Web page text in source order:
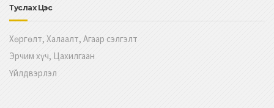
Туслах Цэс
Хөргөлт, Халаалт, Агаар сэлгэлт
Эрчим хүч, Цахилгаан
Үйлдвэрлэл